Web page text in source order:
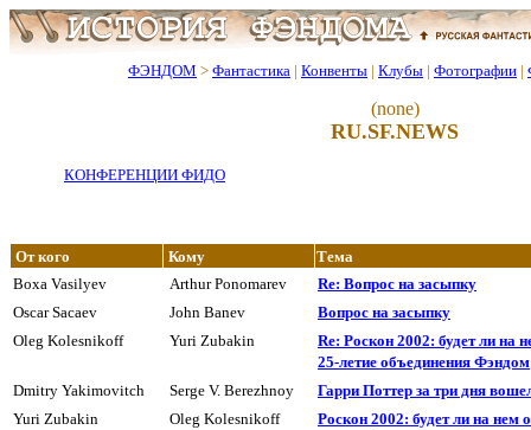
ФЭНДОМ > Фантастика | Конвенты | Клубы | Фотографии |
(none)
RU.SF.NEWS
КОНФЕРЕНЦИИ ФИДО
От кого Кому
Тема
Boxa Vasilyev
Arthur Ponomarev
Re: Вопрос на засыпкy
Oscar Sacaev
John Banev
Вопpос на засыпкy
Oleg Kolesnikoff
Yuri Zubakin
Re: Роскон 2002: будет ли на
25-летие объединения Фэндом
Dmitry Yakimovitch
Serge V. Berezhnoy
Гарри Поттер за три дня
Yuri Zubakin
Oleg Kolesnikoff
Роскон 2002: будет ли на нем